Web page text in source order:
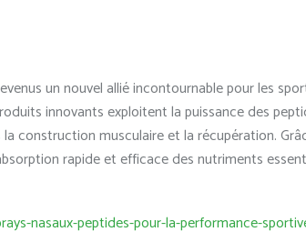
un nouvel allié incontournable pour les
innovants exploitent la puissance des
construction musculaire et la récupération.
rapide et efficace des nutriments
nasaux-peptides-pour-la-performance-